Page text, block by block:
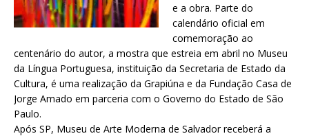
e a obra. Parte do
calendário oficial em
comemoração ao
centenário do autor, a mostra que estreia em abril no Museu
da Língua Portuguesa, instituição da Secretaria de Estado da
Cultura, é uma realização da Grapiúna e da Fundação Casa de
Jorge Amado em parceria com o Governo do Estado de São
Paulo.
Após SP, Museu de Arte Moderna de Salvador receberá a